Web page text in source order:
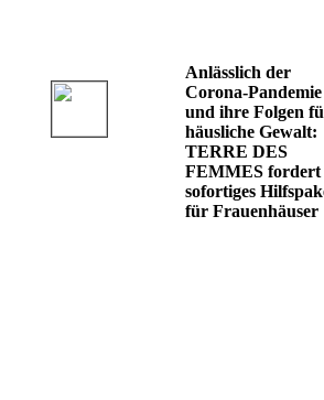
Anlässlich der
Corona-Pandemie
und ihre Folgen
häusliche Gewalt:
TERRE DES
FEMMES fordert
sofortiges
für Frauenhäuser